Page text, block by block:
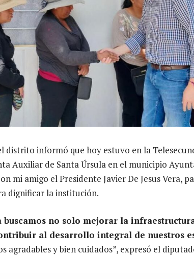
distrito informó que hoy estuvo en la
Auxiliar de Santa Úrsula en el municipio
mi amigo el Presidente Javier De Jesus Vera,
dignificar la institución.
buscamos no solo mejorar la
al desarrollo integral de nuestros
agradables y bien cuidados”, expresó el